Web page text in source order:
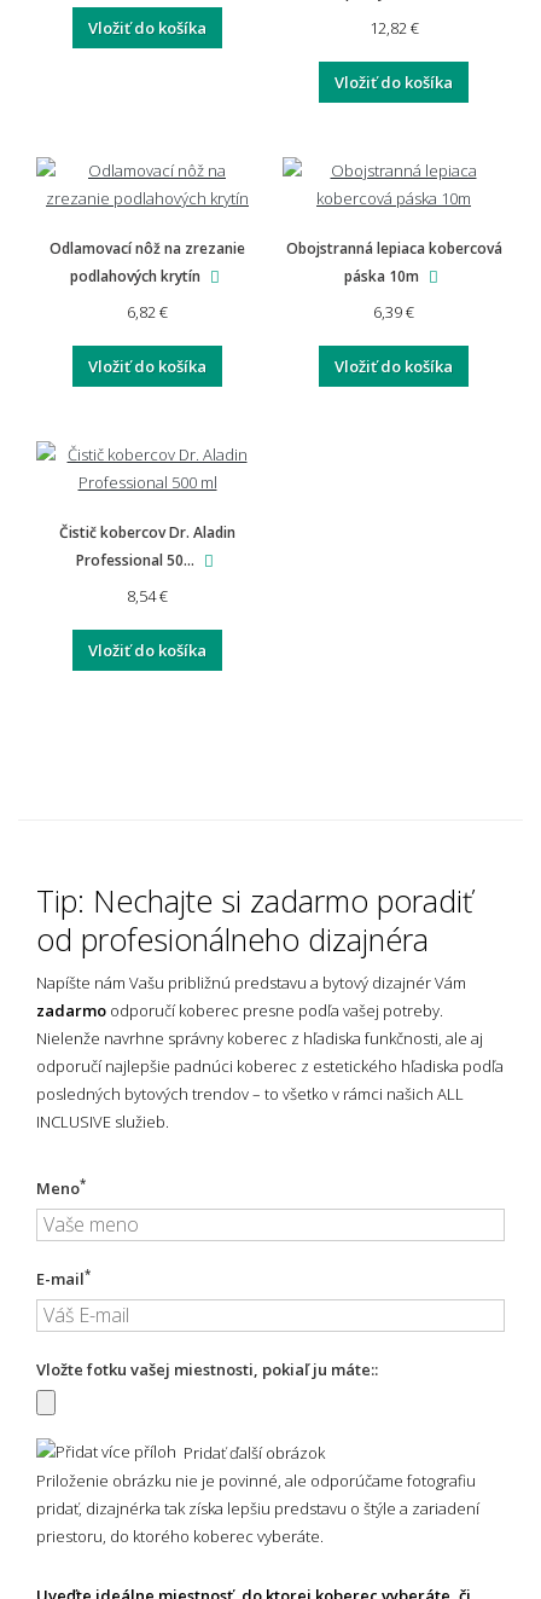
Môžem si nechať rohož vyrobiť na mieru?
Vyplatí se investovať do kvalitnejšej rohože?
Vložiť do košíka 12,82 €
Vložiť do košíka
Odlamovací nôž na zrezanie
podlahových krytín
6,82 €
Vložiť do košíka
Obojstranná lepiaca kobercová
páska 10m
6,39 €
Vložiť do košíka
Čistič kobercov Dr. Aladin
Professional 50...
8,54 €
Vložiť do košíka
Tip: Nechajte si zadarmo poradiť
od profesionálneho dizajnéra
Napíšte nám Vašu približnú predstavu a bytový dizajnér Vám
zadarmo odporučí koberec presne podľa vašej potreby.
Nielenže navrhne správny koberec z hľadiska funkčnosti, ale aj
odporučí najlepšie padnúci koberec z estetického hľadiska podľa
posledných bytových trendov – to všetko v rámci našich ALL
INCLUSIVE služieb.
Meno*
E-mail*
Vložte fotku vašej miestnosti, pokiaľ ju máte::
Pridať ďalší obrázok
Priloženie obrázku nie je povinné, ale odporúčame fotografiu
pridať, dizajnérka tak získa lepšiu predstavu o štýle a zariadení
priestoru, do ktorého koberec vyberáte.